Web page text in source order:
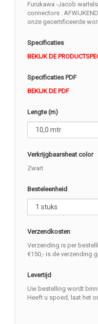
Furukawa -Jacob
connectors .
onze gecertificeerde
Specificaties
BEKIJK DE
Specificaties PDF
BEKIJK DE PDF
Lengte (m)
Verkrijgbaarsheat color
Zwart
Besteleenheid
Verzendkosten
Verzending is per
€150,- is de verzending
Levertijd
Uw bestelling wordt
Heeft u spoed, laat het